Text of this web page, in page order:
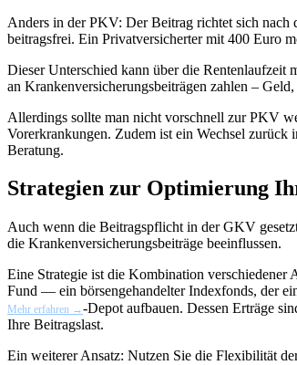
Anders in der PKV: Der Beitrag richtet sich nach
beitragsfrei. Ein Privatversicherter mit 400 Euro
Dieser Unterschied kann über die Rentenlaufzeit
an Krankenversicherungsbeiträgen zahlen –
Allerdings sollte man nicht vorschnell zur PKV
Vorerkrankungen. Zudem ist ein Wechsel
Beratung.
Strategien zur Optimierung
Auch wenn die Beitragspflicht in der GKV
die Krankenversicherungsbeiträge beeinflussen.
Eine Strategie ist die Kombination verschiedener
Fund — ein börsengehandelter Indexfonds, der
Mehr erfahren →-Depot aufbauen. Dessen Erträge
Ihre Beitragslast.
Ein weiterer Ansatz: Nutzen Sie die Flexibilität